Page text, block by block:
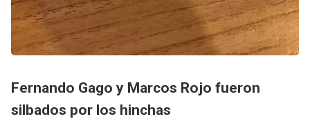
Fernando Gago y Marcos Rojo fueron
silbados por los hinchas